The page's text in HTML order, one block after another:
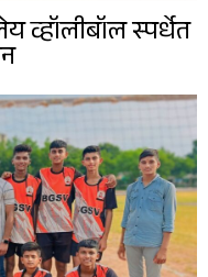
व्हॉलीबॉल स्पर्धेत